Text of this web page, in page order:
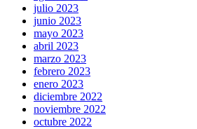
julio 2023
junio 2023
mayo 2023
abril 2023
marzo 2023
febrero 2023
enero 2023
diciembre 2022
noviembre 2022
octubre 2022